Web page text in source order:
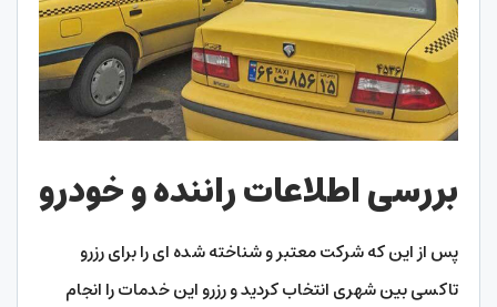
بررسی اطلاعات راننده و خودرو
پس از این که شرکت معتبر و شناخته شده ای را برای رزرو
تاکسی بین شهری انتخاب کردید و رزرو این خدمات را انجام